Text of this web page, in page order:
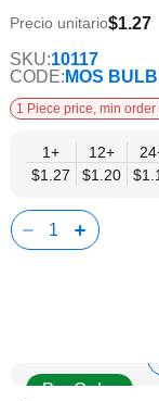
Precio unitario$1.27
CODE: MOS
SKU:10117
1 Piece price, min order
1+
$1.27
12+
$1.20
Pre Order